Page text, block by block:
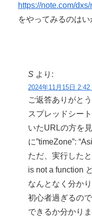
https://note.com/
をやってみるのは
S より:
2024年11月15日 2:42
ご返答ありがと
スプレッドシー
いたURLの方を
に”timeZone”:
ただ、実行した
is not a function
なんとなく分かり
初心者過ぎるの
できるか分かり